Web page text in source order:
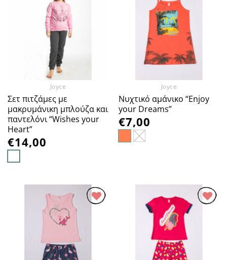
Joyce
Σετ πιτζάμες με
μακρυμάνικη μπλούζα και
παντελόνι “Wishes your
Heart”
€14,00
Προσθήκη
Αγαπημένα
Joyce
Νυχτικό αμάνικο “Enjoy
your Dreams”
€7,00
Αγαπημένα
Προσθήκη
Αγαπημένα